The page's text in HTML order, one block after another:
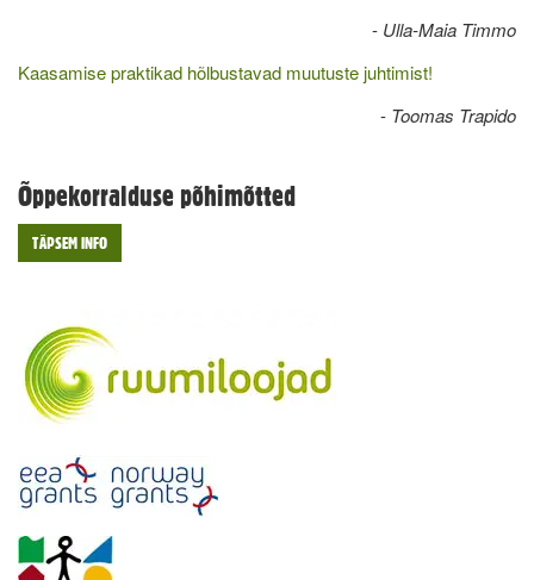
- Ulla-Maia Timmo
Kaasamise praktikad hõlbustavad muutuste juhtimist!
- Toomas Trapido
Õppekorralduse põhimõtted
TÄPSEM INFO